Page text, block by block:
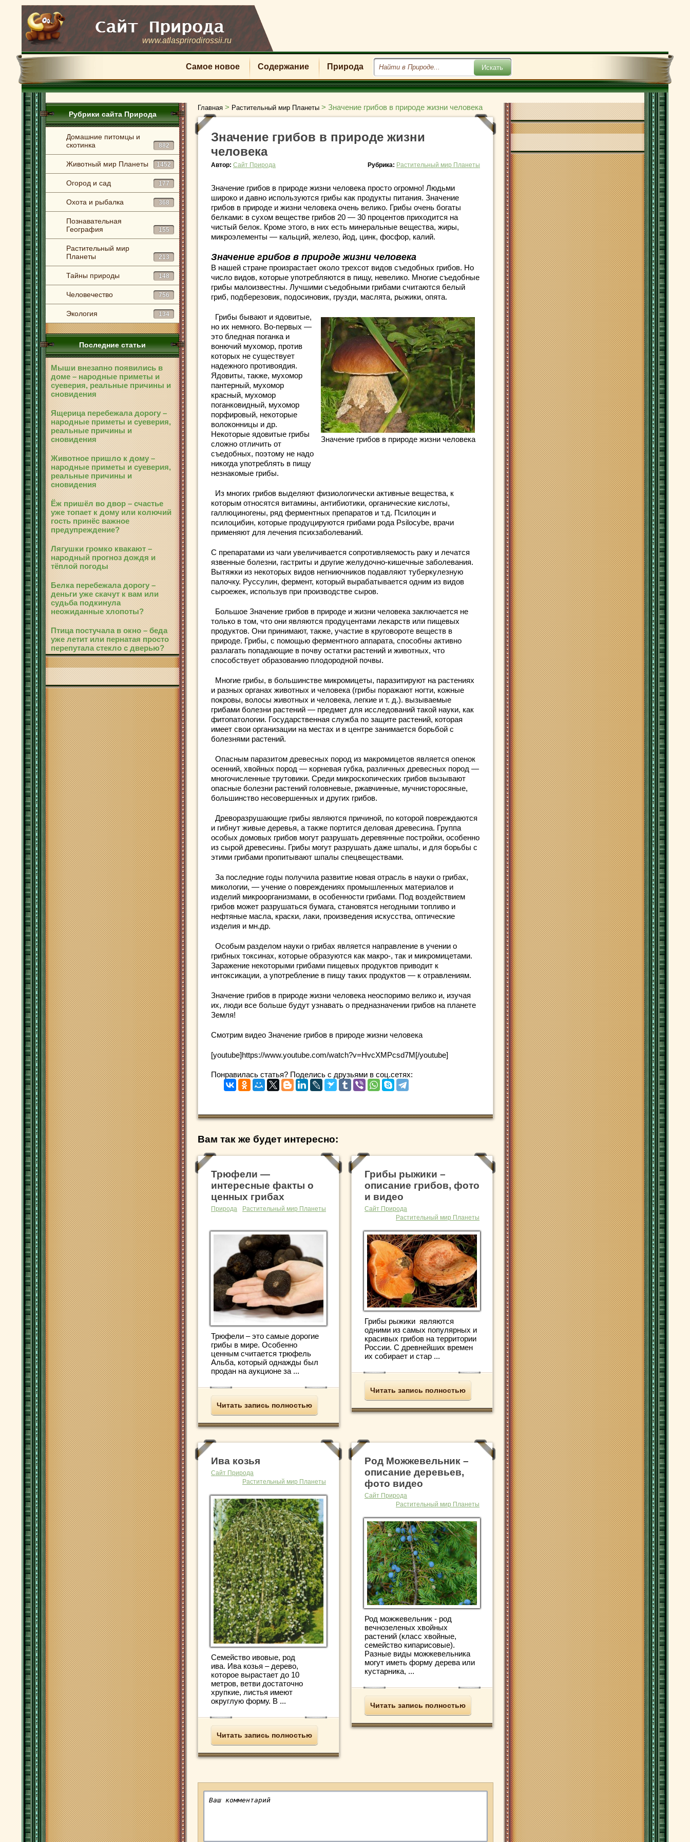
www.atlasprirodirossii.ru
Самое новое Содержание Природа
Рубрики сайта Природа
Домашние питомцы и
скотинка
882
Животный мир Планеты 1452
Огород и сад 177
Охота и рыбалка 368
Познавательная
География
155
Растительный мир
Планеты
213
Тайны природы 148
Человечество 756
Экология 134
Последние статьи
Мыши внезапно появились в
доме – народные приметы и
суеверия, реальные причины и
сновидения
Ящерица перебежала дорогу –
народные приметы и суеверия,
реальные причины и
сновидения
Животное пришло к дому –
народные приметы и суеверия,
реальные причины и
сновидения
Ёж пришёл во двор – счастье
уже топает к дому или колючий
гость принёс важное
предупреждение?
Лягушки громко квакают –
народный прогноз дождя и
тёплой погоды
Белка перебежала дорогу –
деньги уже скачут к вам или
судьба подкинула
неожиданные хлопоты?
Птица постучала в окно – беда
уже летит или пернатая просто
перепутала стекло с дверью?
Главная > Растительный мир Планеты > Значение грибов в природе жизни человека
Значение грибов в природе жизни
человека
Автор: Сайт Природа Рубрика: Растительный мир Планеты
Значение грибов в природе жизни человека просто огромно! Людьми
широко и давно используются грибы как продукты питания. Значение
грибов в природе и жизни человека очень велико. Грибы очень богаты
белками: в сухом веществе грибов 20 — 30 процентов приходится на
чистый белок. Кроме этого, в них есть минеральные вещества, жиры,
микроэлементы — кальций, железо, йод, цинк, фосфор, калий.
Значение грибов в природе жизни человека
В нашей стране произрастает около трехсот видов съедобных грибов. Но
число видов, которые употребляются в пищу, невелико. Многие съедобные
грибы малоизвестны. Лучшими съедобными грибами считаются белый
гриб, подберезовик, подосиновик, грузди, маслята, рыжики, опята.
Значение грибов в природе жизни человека
Грибы бывают и ядовитые,
но их немного. Во-первых —
это бледная поганка и
вонючий мухомор, против
которых не существует
надежного противоядия.
Ядовиты, также, мухомор
пантерный, мухомор
красный, мухомор
поганковидный, мухомор
порфировый, некоторые
волоконницы и др.
Некоторые ядовитые грибы
сложно отличить от
съедобных, поэтому не надо
никогда употреблять в пищу
незнакомые грибы.
Из многих грибов выделяют физиологически активные вещества, к
которым относятся витамины, антибиотики, органические кислоты,
галлюциногены, ряд ферментных препаратов и т.д. Псилоцин и
псилоцибин, которые продуцируются грибами рода Psilocybe, врачи
применяют для лечения психзаболеваний.
С препаратами из чаги увеличивается сопротивляемость раку и лечатся
язвенные болезни, гастриты и другие желудочно-кишечные заболевания.
Вытяжки из некоторых видов негниючников подавляют туберкулезную
палочку. Руссулин, фермент, который вырабатывается одним из видов
сыроежек, использув при производстве сыров.
Большое Значение грибов в природе и жизни человека заключается не
только в том, что они являются продуцентами лекарств или пищевых
продуктов. Они принимают, также, участие в круговороте веществ в
природе. Грибы, с помощью ферментного аппарата, способны активно
разлагать попадающие в почву остатки растений и животных, что
способствует образованию плодородной почвы.
Многие грибы, в большинстве микромицеты, паразитируют на растениях
и разных органах животных и человека (грибы поражают ногти, кожные
покровы, волосы животных и человека, легкие и т. д.). вызываемые
грибами болезни растений — предмет для исследований такой науки, как
фитопатологии. Государственная служба по защите растений, которая
имеет свои организации на местах и в центре занимается борьбой с
болезнями растений.
Опасным паразитом древесных пород из макромицетов является опенок
осенний, хвойных пород — корневая губка, различных древесных пород —
многочисленные трутовики. Среди микроскопических грибов вызывают
опасные болезни растений головневые, ржавчинные, мучнисторосяные,
большинство несовершенных и других грибов.
Древоразрушающие грибы являются причиной, по которой повреждаются
и гибнут живые деревья, а также портится деловая древесина. Группа
особых домовых грибов могут разрушать деревянные постройки, особенно
из сырой древесины. Грибы могут разрушать даже шпалы, и для борьбы с
этими грибами пропитывают шпалы спецвеществами.
За последние годы получила развитие новая отрасль в науки о грибах,
микологии, — учение о повреждениях промышленных материалов и
изделий микроорганизмами, в особенности грибами. Под воздействием
грибов может разрушаться бумага, становятся негодными топливо и
нефтяные масла, краски, лаки, произведения искусства, оптические
изделия и мн.др.
Особым разделом науки о грибах является направление в учении о
грибных токсинах, которые образуются как макро-, так и микромицетами.
Заражение некоторыми грибами пищевых продуктов приводит к
интоксикации, а употребление в пищу таких продуктов — к отравлениям.
Значение грибов в природе жизни человека неоспоримо велико и, изучая
их, люди все больше будут узнавать о предназначении грибов на планете
Земля!
Смотрим видео Значение грибов в природе жизни человека
[youtube]https://www.youtube.com/watch?v=HvcXMPcsd7M[/youtube]
Понравилась статья? Поделись с друзьями в соц.сетях:
Вам так же будет интересно:
Трюфели —
интересные факты о
ценных грибах
Природа Растительный мир Планеты
Трюфели – это самые дорогие
грибы в мире. Особенно
ценным считается трюфель
Альба, который однажды был
продан на аукционе за ...
Читать запись полностью
Грибы рыжики –
описание грибов, фото
и видео
Сайт Природа
Растительный мир Планеты
Грибы рыжики являются
одними из самых популярных и
красивых грибов на территории
России. С древнейших времен
их собирает и стар ...
Читать запись полностью
Ива козья
Сайт Природа
Растительный мир Планеты
Семейство ивовые, род
ива. Ива козья – дерево,
которое вырастает до 10
метров, ветви достаточно
хрупкие, листья имеют
округлую форму. В ...
Читать запись полностью
Род Можжевельник –
описание деревьев,
фото видео
Сайт Природа
Растительный мир Планеты
Род можжевельник - род
вечнозеленых хвойных
растений (класс хвойные,
семейство кипарисовые).
Разные виды можжевельника
могут иметь форму дерева или
кустарника, ...
Читать запись полностью